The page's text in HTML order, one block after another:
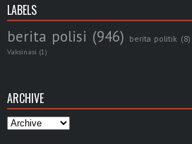
LABELS
berita polisi (946) berita politik (8)
Vaksinasi (1)
ARCHIVE